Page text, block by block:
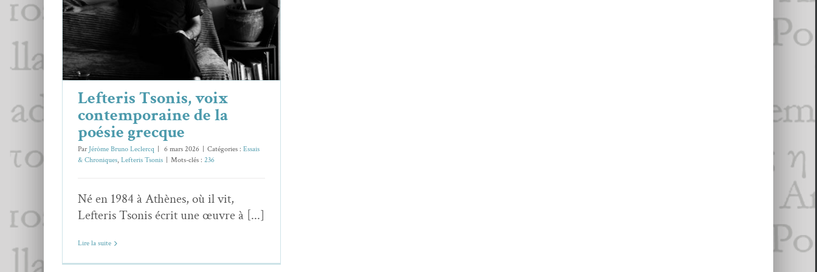
Lefteris Tsonis
Lefteris Tsonis, voix
contemporaine de la
poésie grecque
Par Jérôme Bruno Leclercq 6 mars 2026 Catégories : Essais
& Chroniques, Lefteris Tsonis Mots-clés : 236
Né en 1984 à Athènes, où il vit,
Lefteris Tsonis écrit une œuvre à [...]
Lire la suite